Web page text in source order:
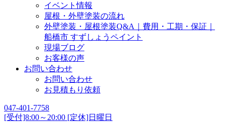
イベント情報
屋根・外壁塗装の流れ
外壁塗装・屋根塗装Q&A｜費用・工期・保証｜
船橋市 すずしょうペイント
現場ブログ
お客様の声
お問い合わせ
お問い合わせ
お見積もり依頼
047-401-7758
[受付]8:00～20:00 [定休]日曜日